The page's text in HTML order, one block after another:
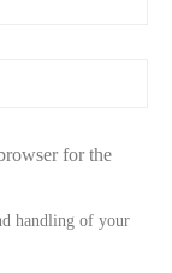
for the
handling of your